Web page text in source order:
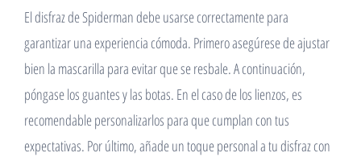
El disfraz de Spiderman debe usarse correctamente para
garantizar una experiencia cómoda. Primero asegúrese de ajustar
bien la mascarilla para evitar que se resbale. A continuación,
póngase los guantes y las botas. En el caso de los lienzos, es
recomendable personalizarlos para que cumplan con tus
expectativas. Por último, añade un toque personal a tu disfraz con